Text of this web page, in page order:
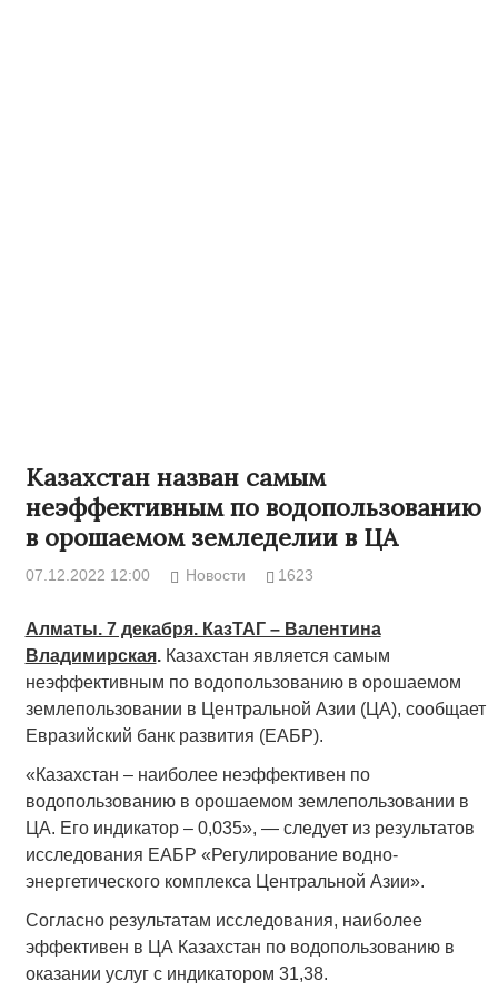
Казахстан назван самым
неэффективным по водопользованию
в орошаемом земледелии в ЦА
07.12.2022 12:00 Новости 1623
Алматы. 7 декабря. КазТАГ – Валентина
Владимирская.Казахстан является самым
неэффективным по водопользованию в орошаемом
землепользовании в Центральной Азии (ЦА), сообщает
Евразийский банк развития (ЕАБР).
«Казахстан – наиболее неэффективен по
водопользованию в орошаемом землепользовании в
ЦА. Его индикатор – 0,035», — следует из результатов
исследования ЕАБР «Регулирование водно-
энергетического комплекса Центральной Азии».
Согласно результатам исследования, наиболее
эффективен в ЦА Казахстан по водопользованию в
оказании услуг с индикатором 31,38.